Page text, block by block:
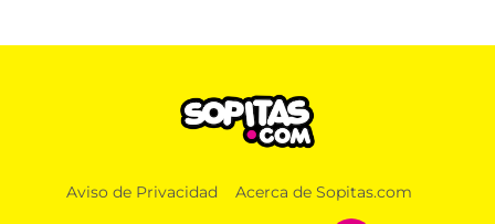
Aviso de Privacidad Acerca de Sopitas.com